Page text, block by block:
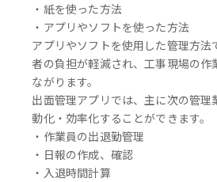
・紙を使った方法
・アプリやソフトを使った方法
アプリやソフトを使用した管理方法
者の負担が軽減され、工事現場の作
ながります。
出面管理アプリでは、主に次の管理
動化・効率化することができます。
・作業員の出退勤管理
・日報の作成、確認
・入退時間計算